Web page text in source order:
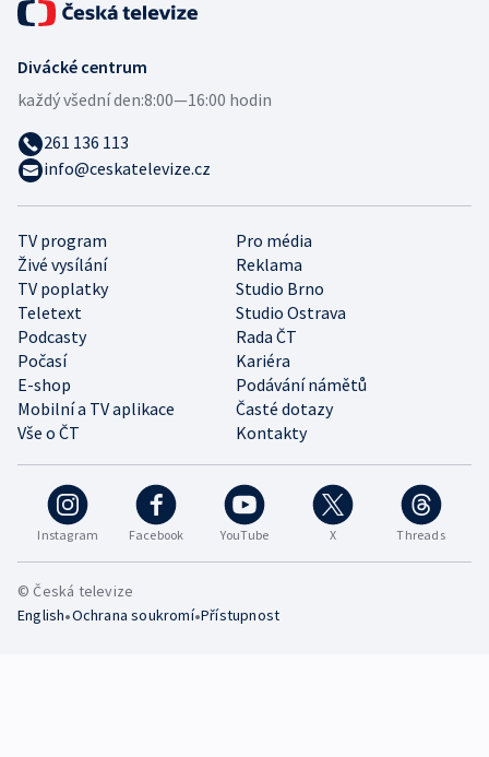
Instagram Facebook YouTube X Threads
TV program
Pro média
Živé vysílání
Reklama
TV poplatky
Studio Brno
Teletext
Studio Ostrava
Podcasty
Rada ČT
Počasí
Kariéra
E-shop
Podávání námětů
Mobilní a TV aplikace
Časté dotazy
Vše o ČT
Kontakty
Divácké centrum
každý všední den:8:00—16:00 hodin
261 136 113
info@ceskatelevize.cz
© Česká televize
English•Ochrana soukromí•Přístupnost